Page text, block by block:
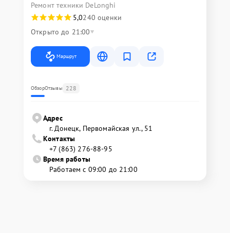
Ремонт техники DeLonghi
5,0240 оценки
Открыто до 21:00
Маршрут
ОбзорОтзывы 228
Адрес
г. Донецк, Первомайская ул., 51
Контакты
+7 (863) 276-88-95
Время работы
Работаем с 09:00 до 21:00